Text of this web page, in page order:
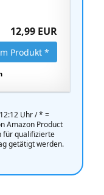
12,99 EUR
Produkt *
Uhr /* =
Amazon Product
für qualifizierte
getätigt werden.